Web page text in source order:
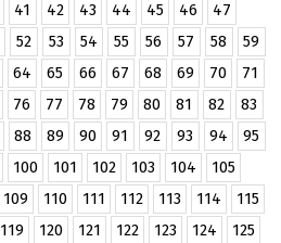
41 42 43 44 45 46
47
52 53 54 55 56 57 58
59
64 65 66 67 68 69 70
71
76 77 78 79 80 81 82
83
88 89 90 91 92 93 94
95
100 101 102 103 104
105
109 110 111 112 113 114
115
119 120 121 122 123 124
125